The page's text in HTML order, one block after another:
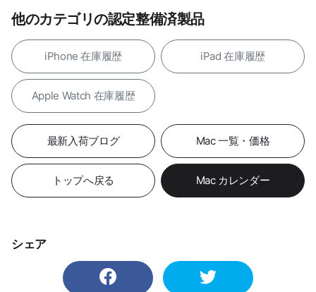
他のカテゴリの認定整備済製品
iPhone 在庫履歴 iPad 在庫履歴
Apple Watch 在庫履歴
最新入荷ブログ Mac 一覧・価格
トップへ戻る Mac カレンダー
シェア